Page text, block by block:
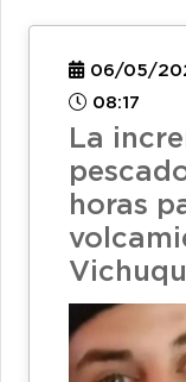
06/05/
08:17
La
horas